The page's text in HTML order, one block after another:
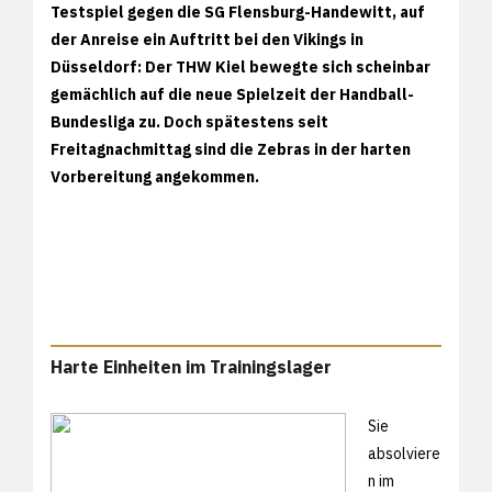
Testspiel gegen die SG Flensburg-Handewitt, auf
der Anreise ein Auftritt bei den Vikings in
Düsseldorf: Der THW Kiel bewegte sich scheinbar
gemächlich auf die neue Spielzeit der Handball-
Bundesliga zu. Doch spätestens seit
Freitagnachmittag sind die Zebras in der harten
Vorbereitung angekommen.
Harte Einheiten im Trainingslager
Sie
absolviere
n im